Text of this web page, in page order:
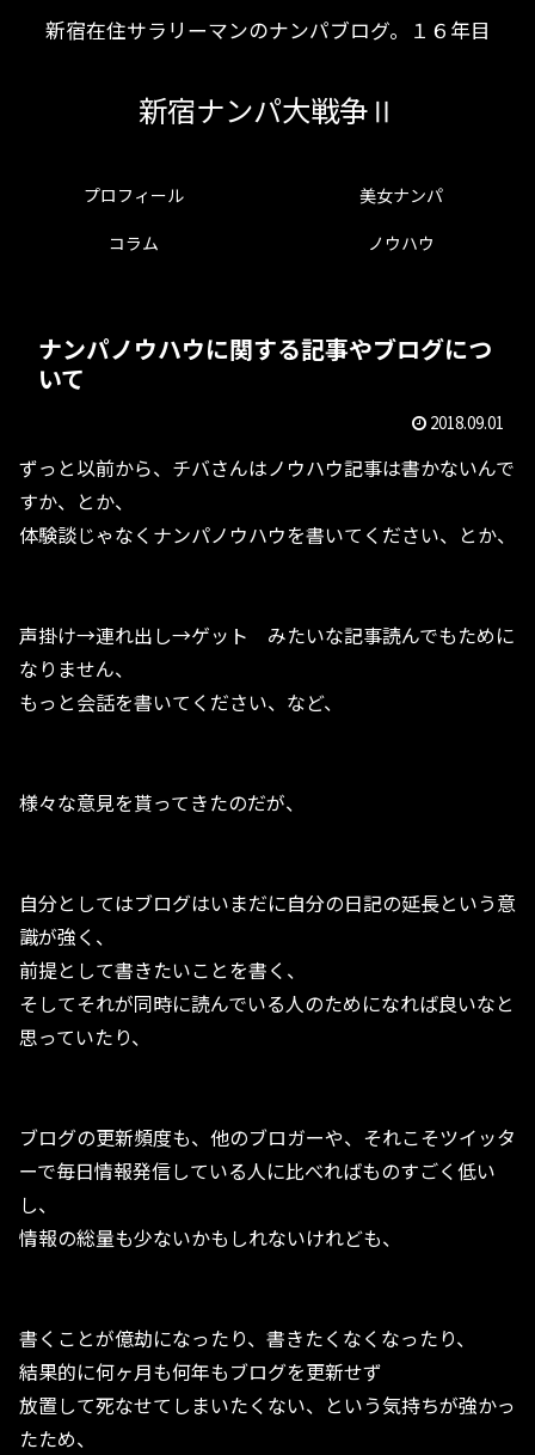
新宿在住サラリーマンのナンパブログ。１６年目
新宿ナンパ大戦争Ⅱ
プロフィール
美女ナンパ
コラム
ノウハウ
ナンパノウハウに関する記事やブログにつ
いて
2018.09.01
ずっと以前から、チバさんはノウハウ記事は書かないんで
すか、とか、
体験談じゃなくナンパノウハウを書いてください、とか、
声掛け→連れ出し→ゲット みたいな記事読んでもために
なりません、
もっと会話を書いてください、など、
様々な意見を貰ってきたのだが、
自分としてはブログはいまだに自分の日記の延長という意
識が強く、
前提として書きたいことを書く、
そしてそれが同時に読んでいる人のためになれば良いなと
思っていたり、
ブログの更新頻度も、他のブロガーや、それこそツイッタ
ーで毎日情報発信している人に比べればものすごく低い
し、
情報の総量も少ないかもしれないけれども、
書くことが億劫になったり、書きたくなくなったり、
結果的に何ヶ月も何年もブログを更新せず
放置して死なせてしまいたくない、という気持ちが強かっ
たため、